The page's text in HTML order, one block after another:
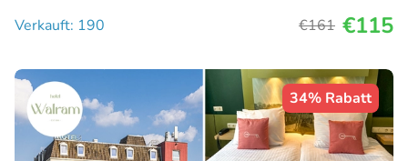
Verkauft: 190
€161 €115
34% Rabatt